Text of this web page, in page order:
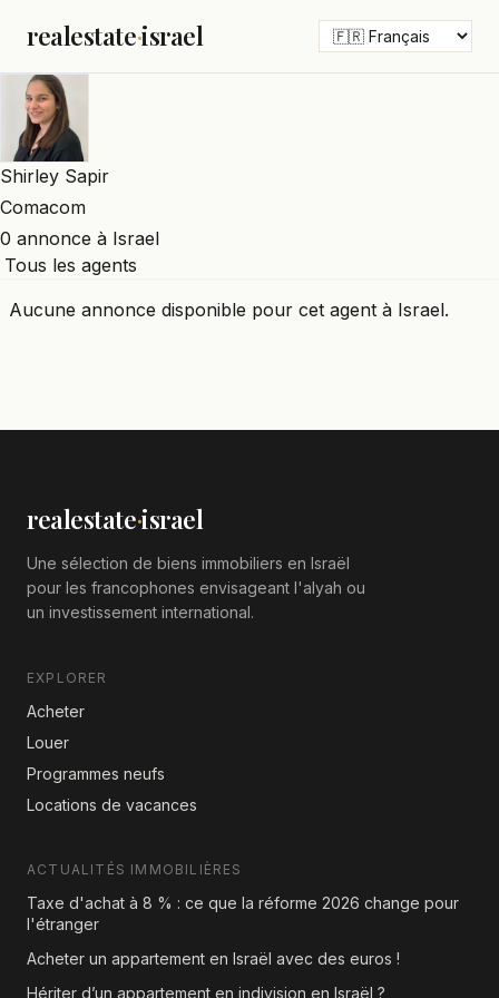
realestate·israel
Shirley Sapir
Comacom
0 annonce à Israel
Tous les agents
Aucune annonce disponible pour cet agent à Israel.
realestate·israel
Une sélection de biens immobiliers en Israël
pour les francophones envisageant l'alyah ou
un investissement international.
EXPLORER
Acheter
Louer
Programmes neufs
Locations de vacances
ACTUALITÉS IMMOBILIÈRES
Taxe d'achat à 8 % : ce que la réforme 2026 change pour
l'étranger
Acheter un appartement en Israël avec des euros !
Hériter d’un appartement en indivision en Israël ?